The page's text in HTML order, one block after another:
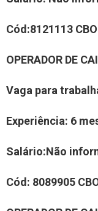
Cód:8121113 C
OPERADOR DE
Vaga para
Experiência: 6
Salário:Não
Cód: 8089905